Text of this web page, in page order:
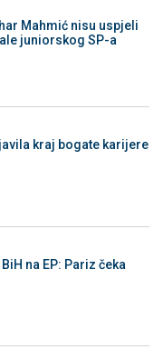
Mahmić nisu uspjeli
juniorskog SP-a
kraj bogate karijere
na EP: Pariz čeka